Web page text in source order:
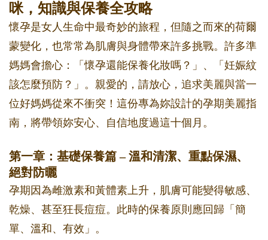
咪，知識與保養全攻略
懷孕是女人生命中最奇妙的旅程，但隨之而來的荷爾
蒙變化，也常常為肌膚與身體帶來許多挑戰。許多準
媽媽會擔心：「懷孕還能保養化妝嗎？」、「妊娠紋
該怎麼預防？」。親愛的，請放心，追求美麗與當一
位好媽媽從來不衝突！這份專為妳設計的孕期美麗指
南，將帶領妳安心、自信地度過這十個月。
第一章：基礎保養篇 – 溫和清潔、重點保濕、
絕對防曬
孕期因為雌激素和黃體素上升，肌膚可能變得敏感、
乾燥、甚至狂長痘痘。此時的保養原則應回歸「簡
單、溫和、有效」。